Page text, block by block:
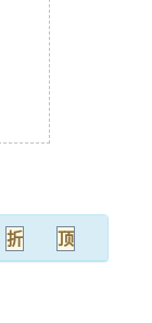
顶
折